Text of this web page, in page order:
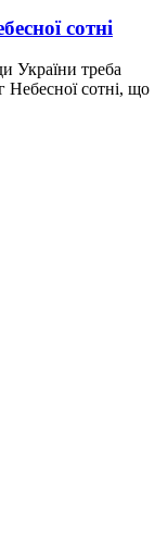
сотні
України треба
Небесної сотні, що